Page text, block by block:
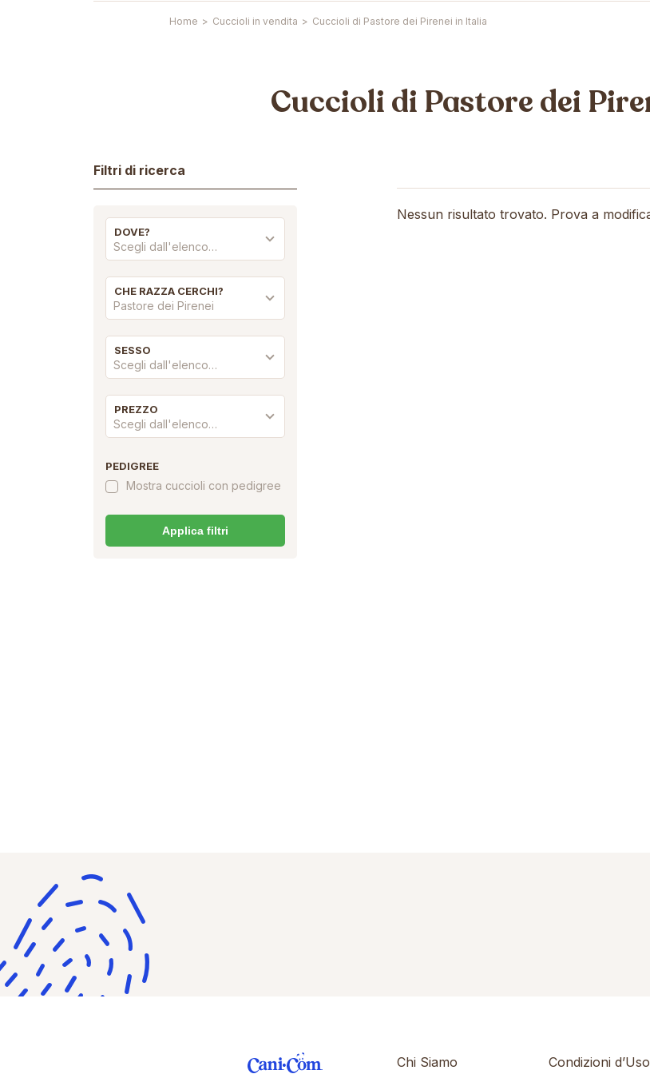
Home > Cuccioli in vendita > Cuccioli di Pastore dei Pirenei in Italia
Cuccioli di Pastore dei
Filtri di ricerca
DOVE?
Scegli dall'elenco…
CHE RAZZA CERCHI?
Pastore dei Pirenei
SESSO
Scegli dall'elenco…
PREZZO
Scegli dall'elenco…
PEDIGREE
Mostra cuccioli con pedigree
Nessun risultato trovato. Prova a
Chi Siamo
Condizioni d’Uso